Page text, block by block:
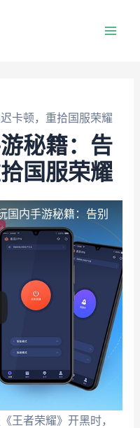
卡顿，重拾国服荣耀
秘籍：告
国服荣耀
国内手游秘籍：告别
王者荣耀》开黑时，